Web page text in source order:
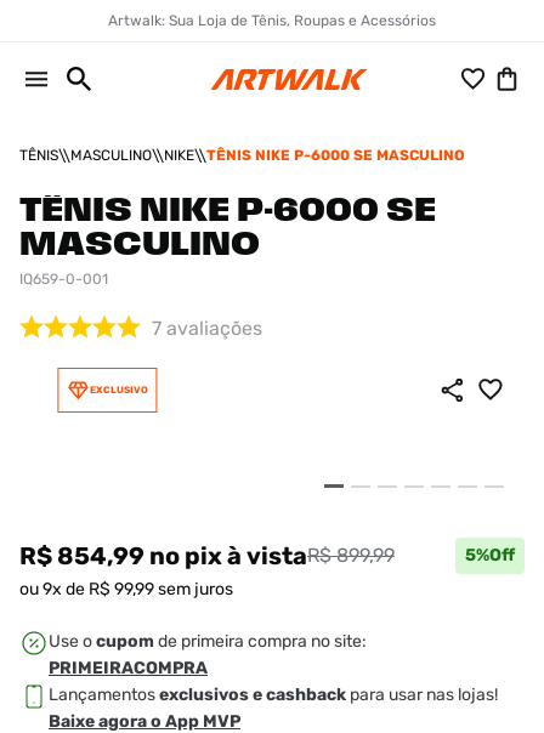
Artwalk: Sua Loja de Tênis, Roupas e Acessórios
TÊNIS MASCULINO NIKE TÊNIS NIKE P-6000 SE MASCULINO
TÊNIS NIKE P-6000 SE
MASCULINO
IQ659-0-001
7 avaliações
EXCLUSIVO
R$ 854,99 no pixà vistaR$ 899,99 5%Off
ou9x de R$ 99,99sem juros
Use ocupom de primeira compra no site:
PRIMEIRACOMPRA
Lançamentosexclusivos e cashback para usar nas lojas!
Baixe agora o App MVP